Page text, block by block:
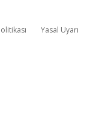
Yasal Uyarı